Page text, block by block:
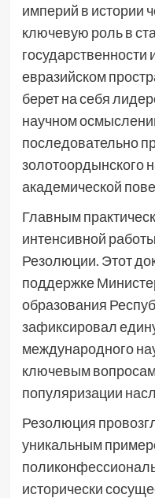
империй в истории
ключевую роль в
государственности
евразийском
берет на себя
научном
последовательно
золотоордынского
академической
Главным
интенсивной
Резолюции. Этот
поддержке
образования
зафиксировал
международного
ключевым
популяризации
Резолюция
уникальным
исторически